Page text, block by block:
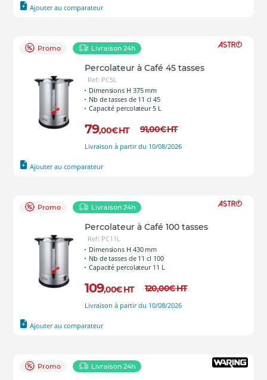
Ajouter au comparateur
Promo Livraison 24h
Percolateur à Café 45 tasses
Ref: PC5L
Dimensions H 375 mm
Nb de tasses de 11 cl 45
Capacité percolateur 5 L
79,00€HT 91,00€HT
Livraison à partir du 10/08/2026
Ajouter au comparateur
Promo Livraison 24h
Percolateur à Café 100 tasses
Ref: PC11L
Dimensions H 430 mm
Nb de tasses de 11 cl 100
Capacité percolateur 11 L
109,00€ HT 120,00€HT
Livraison à partir du 10/08/2026
Ajouter au comparateur
Promo Livraison 24h